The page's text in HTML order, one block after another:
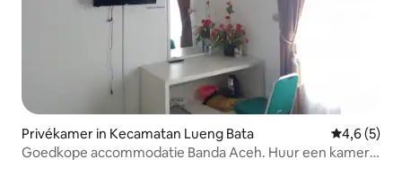
Privékamer in Kecamatan Lueng Bata
4,6 (5)
Goedkope accommodatie Banda Aceh. Huur een kamer,